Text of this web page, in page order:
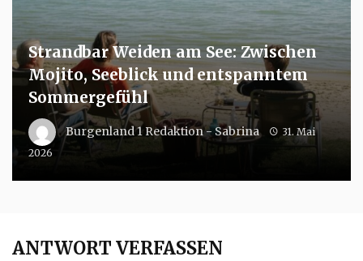
Strandbar Weiden am See: Zwischen
Mojito, Seeblick und entspanntem
Sommergefühl
Burgenland 1 Redaktion - Sabrina
31. Mai
2026
ANTWORT VERFASSEN